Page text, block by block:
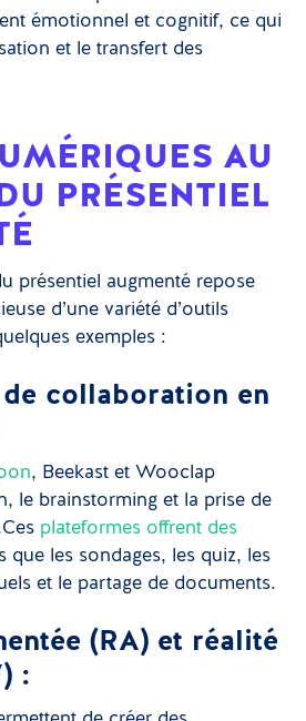
émotionnel et cognitif, ce qui
et le transfert des
AU
PRÉSENTIEL
présentiel augmenté repose
d’une variété d’outils
exemples :
de collaboration en
, Beekast et Wooclap
le brainstorming et la prise de
plateformes offrent des
que les sondages, les quiz, les
et le partage de documents.
(RA) et réalité
: